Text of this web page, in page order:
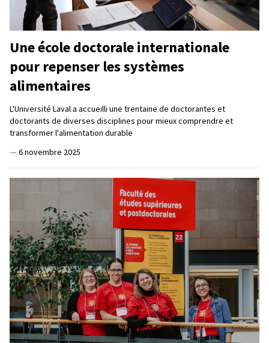
Une école doctorale internationale
pour repenser les systèmes
alimentaires
L'Université Laval a accueilli une trentaine de doctorantes et
doctorants de diverses disciplines pour mieux comprendre et
transformer l'alimentation durable
— 6 novembre 2025